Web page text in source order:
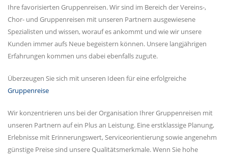
Ihre favorisierten Gruppenreisen. Wir sind im Bereich der Vereins-,
Chor- und Gruppenreisen mit unseren Partnern ausgewiesene
Spezialisten und wissen, worauf es ankommt und wie wir unsere
Kunden immer aufs Neue begeistern können. Unsere langjährigen
Erfahrungen kommen uns dabei ebenfalls zugute.
Überzeugen Sie sich mit unseren Ideen für eine erfolgreiche
Gruppenreise
Wir konzentrieren uns bei der Organisation Ihrer Gruppenreisen mit
unseren Partnern auf ein Plus an Leistung. Eine erstklassige Planung,
Erlebnisse mit Erinnerungswert, Serviceorientierung sowie angenehm
günstige Preise sind unsere Qualitätsmerkmale. Wenn Sie hohe